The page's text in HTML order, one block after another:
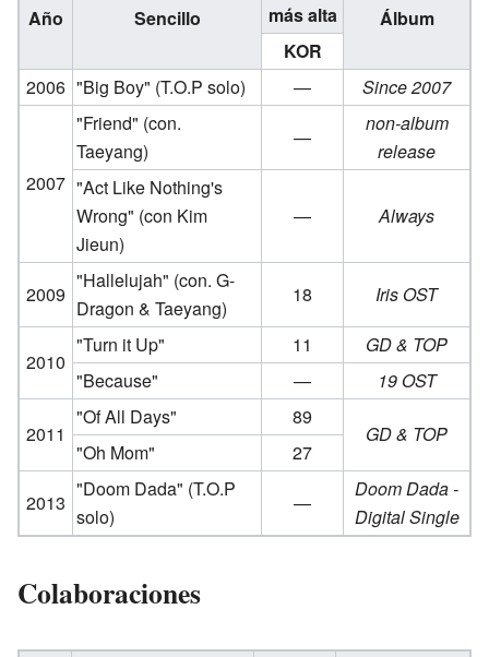
Año Sencillo
más alta
Álbum
KOR
2006 "Big Boy" (T.O.P solo) — Since 2007
2007
"Friend" (con.
Taeyang)
—
non-album
release
"Act Like Nothing's
Wrong" (con Kim
Jieun)
— Always
2009
"Hallelujah" (con. G-
Dragon & Taeyang)
18 Iris OST
2010
"Turn it Up" 11
GD & TOP
"Because"
— 19 OST
2011
"Of All Days" 89
GD & TOP
"Oh Mom"
27
2013
"Doom Dada" (T.O.P
solo)
—
Doom Dada -
Digital Single
Colaboraciones